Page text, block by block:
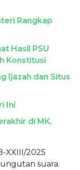
Rangkap
Hasil PSU
Konstitusi
Ijazah dan Situs
Ini
di MK,
XXIII/2025
suara